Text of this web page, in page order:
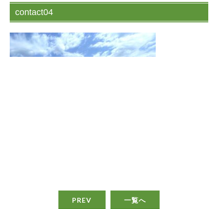
contact04
PREV 一覧へ